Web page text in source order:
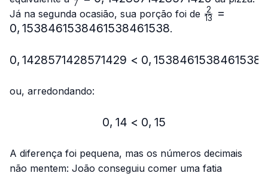
{7}=0,1428571428571429
7
Já na segunda ocasião, sua porção foi de \frac{2}
13
2
=
0, 1538461538461538461538.
0,1428571428571429 <
0, 1428571428571429 < 0, 1538461538461538
ou, arredondando:
0,14 < 0,15
0, 14 < 0, 15
A diferença foi pequena, mas os números decimais
não mentem: João conseguiu comer uma fatia